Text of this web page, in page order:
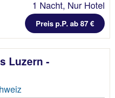
1 Nacht, Nur Hotel
Preis p.P. ab 87 €
Luzern -